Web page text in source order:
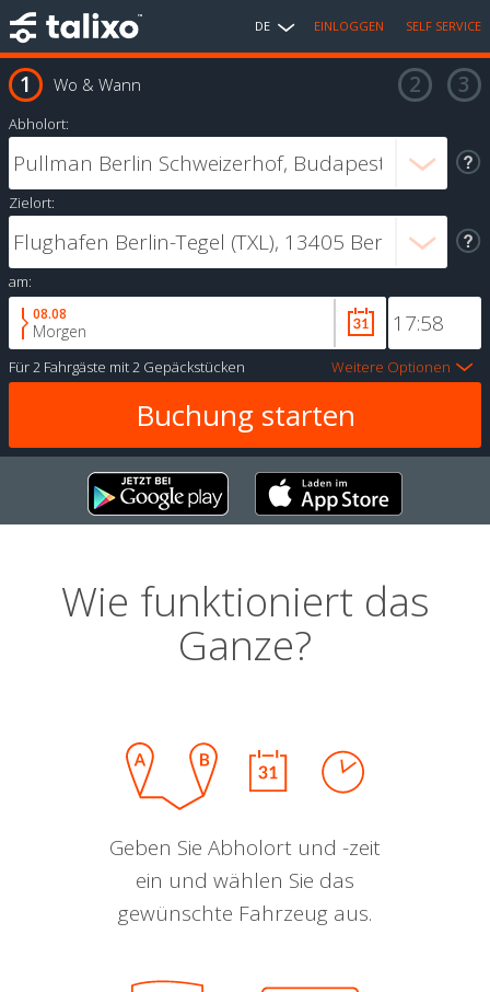
DE EINLOGGEN SELF SERVICE
Wo & Wann
Abholort:
Zielort:
am:
08.08
Morgen
Für2 Fahrgäste mit2 Gepäckstücken Weitere Optionen
Wie funktioniert das
Ganze?
Geben Sie Abholort und -zeit
ein und wählen Sie das
gewünschte Fahrzeug aus.